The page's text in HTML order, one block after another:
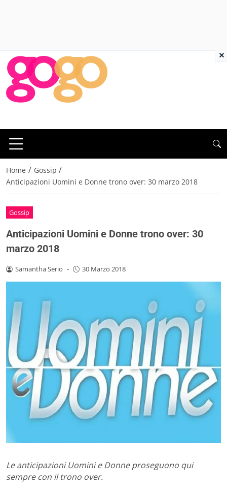
Home / Gossip /
Anticipazioni Uomini e Donne trono over: 30 marzo 2018
Gossip
Anticipazioni Uomini e Donne trono over: 30
marzo 2018
Samantha Serio - 30 Marzo 2018
Le anticipazioni Uomini e Donne proseguono qui
sempre con il trono over.
×